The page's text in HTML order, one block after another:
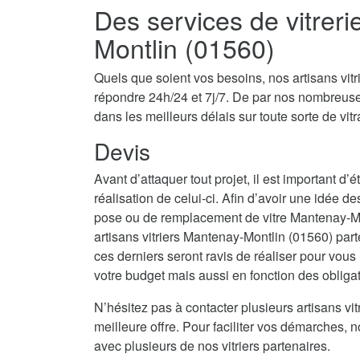
Des services de
Montlin (01560)
Quels que soient vos besoins, nos artisans
répondre 24h/24 et 7j/7. De par nos
dans les meilleurs délais sur toute sorte de
Devis
Avant d’attaquer tout projet, il est important
réalisation de celui-ci. Afin d’avoir une idée
pose ou de remplacement de vitre Mantenay-
artisans vitriers Mantenay-Montlin (01560)
ces derniers seront ravis de réaliser pour
votre budget mais aussi en fonction des
N’hésitez pas à contacter plusieurs artisans
meilleure offre. Pour faciliter vos démarches,
avec plusieurs de nos vitriers partenaires.